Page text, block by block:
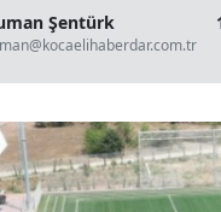
Şentürk